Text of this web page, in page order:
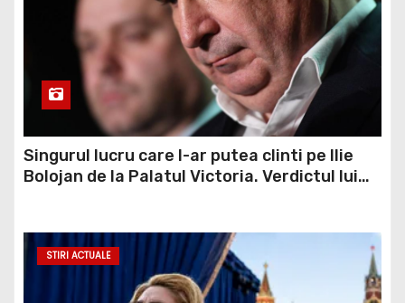
Singurul lucru care l-ar putea clinti pe Ilie
Bolojan de la Palatul Victoria. Verdictul lui
STIRI ACTUALE